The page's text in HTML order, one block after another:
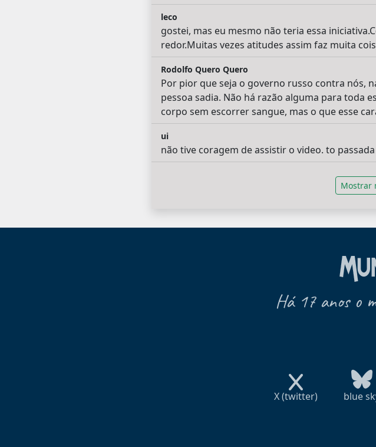
leco
gostei, mas eu mesmo não teria essa
redor.Muitas vezes atitudes assim faz muita
Rodolfo Quero Quero
Por pior que seja o governo russo contra nós,
pessoa sadia. Não há razão alguma para toda
corpo sem escorrer sangue, mas o que esse
ui
não tive coragem de assistir o video. to
Mostrar
Há 17 anos o
X (twitter) blue